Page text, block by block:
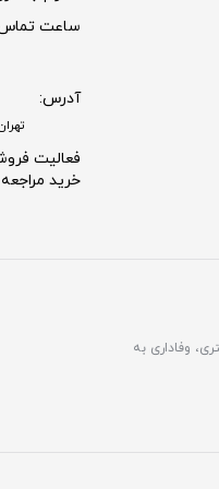
ساعت
آدرس:
فعالیت
خرید
وفاداری به